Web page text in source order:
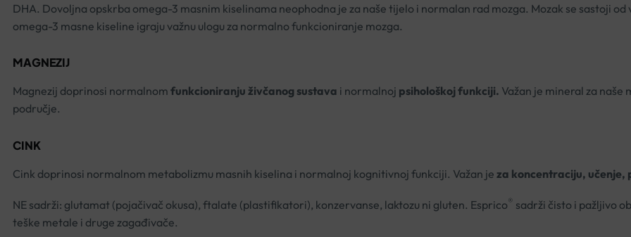
DHA. Dovoljna opskrba omega-3 masnim kiselinama neophodna je za naše tijelo i normalan rad mozga. Mozak se sastoji
omega-3 masne kiseline igraju važnu ulogu za normalno funkcioniranje mozga.
MAGNEZIJ
Magnezij doprinosi normalnom funkcioniranju živčanog sustava i normalnoj psihološkoj funkciji. Važan je mineral za
područje.
CINK
Cink doprinosi normalnom metabolizmu masnih kiselina i normalnoj kognitivnoj funkciji. Važan je za koncentraciju, učenje,
NE sadrži: glutamat (pojačivač okusa), ftalate (plastifikatori), konzervanse, laktozu ni gluten. Esprico ® sadrži čisto i pažljivo
teške metale i druge zagađivače.